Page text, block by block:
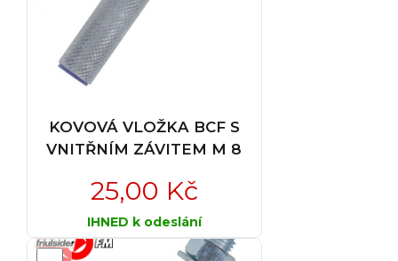
KOVOVÁ VLOŽKA BCF S
VNITŘNÍM ZÁVITEM M 8
25,00 Kč
IHNED k odeslání